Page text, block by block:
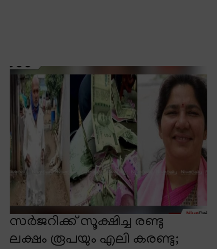
സർജറിക്ക് സൂക്ഷിച്ച രണ്ടു
ലക്ഷം രൂപയും എലി കരണ്ടു;